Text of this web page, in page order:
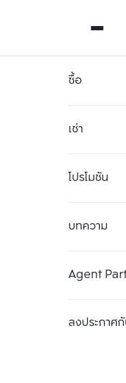
ซื้อ
เช่า
โปรโมชัน
บทความ
Agent
ลงประกาศกั